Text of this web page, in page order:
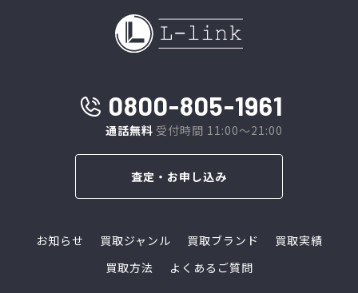
0800-805-1961
通話無料 受付時間 11:00～21:00
査定・お申し込み
お知らせ 買取ジャンル 買取ブランド
買取実績
買取方法
よくあるご質問